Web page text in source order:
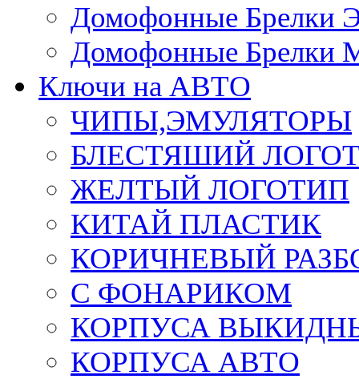
Домофонные Брелки
Домофонные Брелки
Ключи на АВТО
ЧИПЫ,ЭМУЛЯТОРЫ
БЛЕСТЯШИЙ
ЖЕЛТЫЙ ЛОГОТИП
КИТАЙ ПЛАСТИК
КОРИЧНЕВЫЙ
С ФОНАРИКОМ
КОРПУСА
КОРПУСА АВТО